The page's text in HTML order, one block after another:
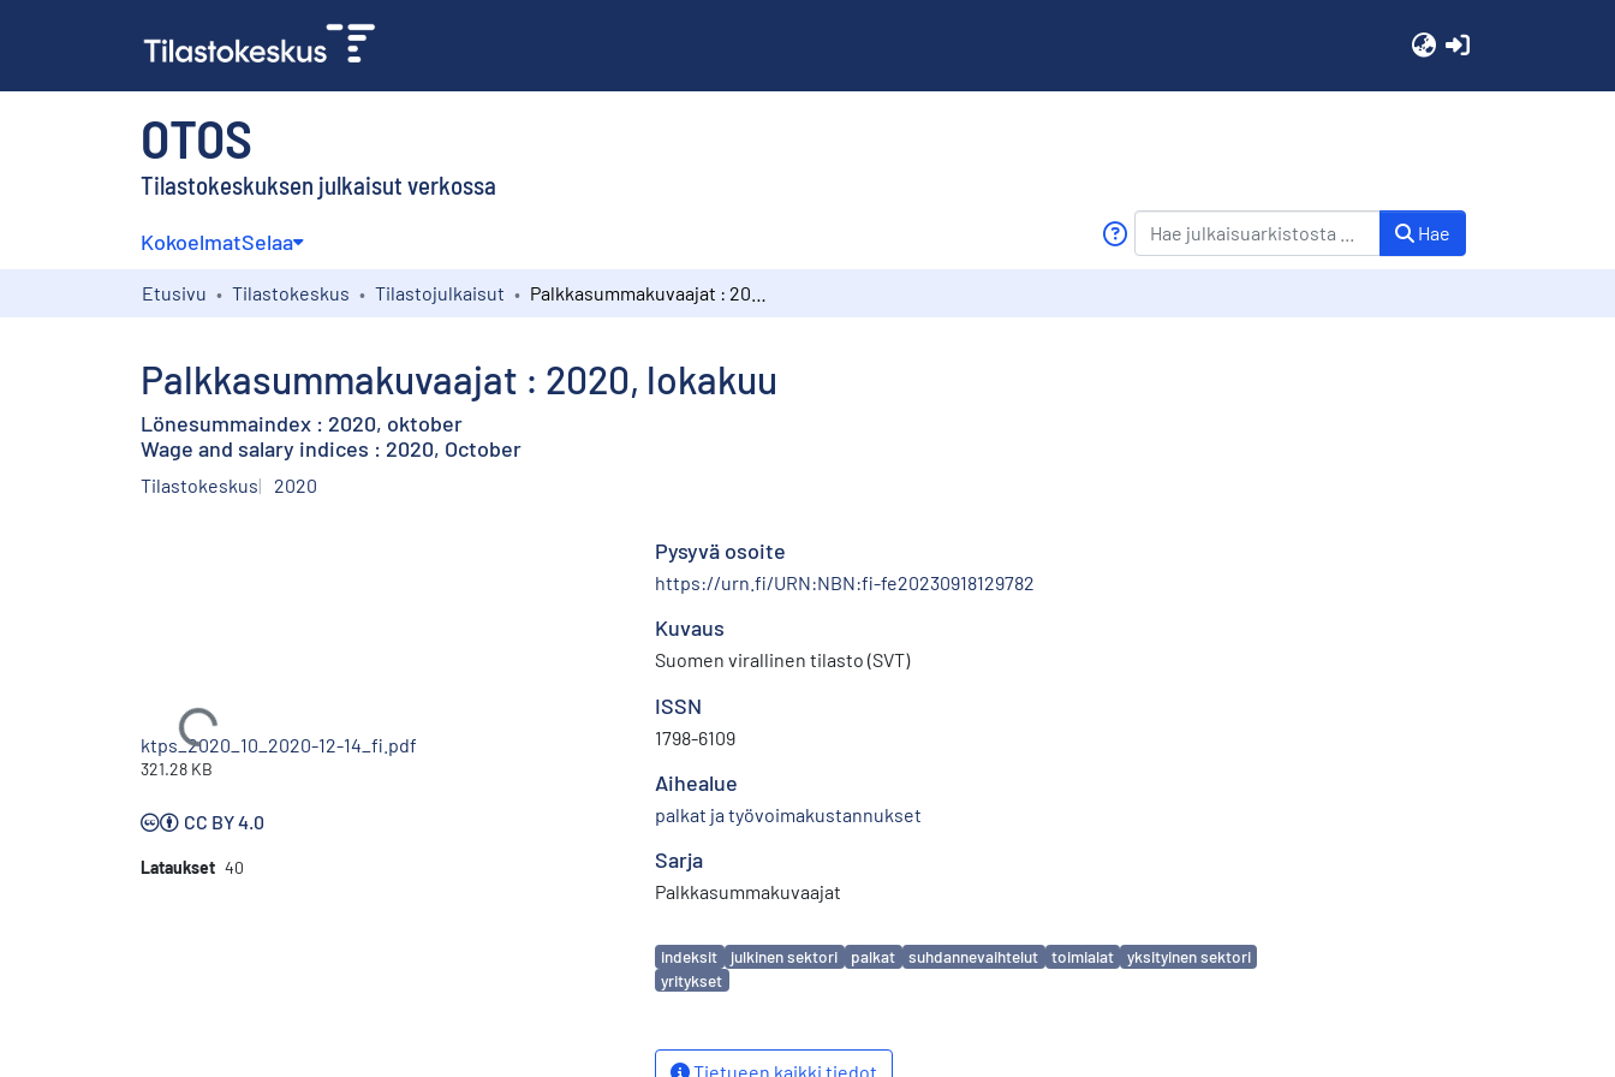
OTOS
Tilastokeskuksen julkaisut verkossa
KokoelmatSelaa Hae
Etusivu Tilastokeskus Tilastojulkaisut
Palkkasummakuvaajat : 2020, lokakuu
Lönesummaindex : 2020, oktober
Wage and salary indices : 2020, October
Tilastokeskus 2020
Ladataan...
ktps_2020_10_2020-12-14_fi.pdf
321.28 KB
CC BY 4.0
Lataukset 40
Pysyvä osoite
https://urn.fi/URN:NBN:fi-fe20230918129782
Kuvaus
Suomen virallinen tilasto (SVT)
ISSN
1798-6109
Aihealue
palkat ja työvoimakustannukset
Sarja
Palkkasummakuvaajat
Avainsanat
indeksit julkinen sektori palkat suhdannevaihtelut toimialat
yksityinen sektori
yritykset
Tietueen kaikki tiedot